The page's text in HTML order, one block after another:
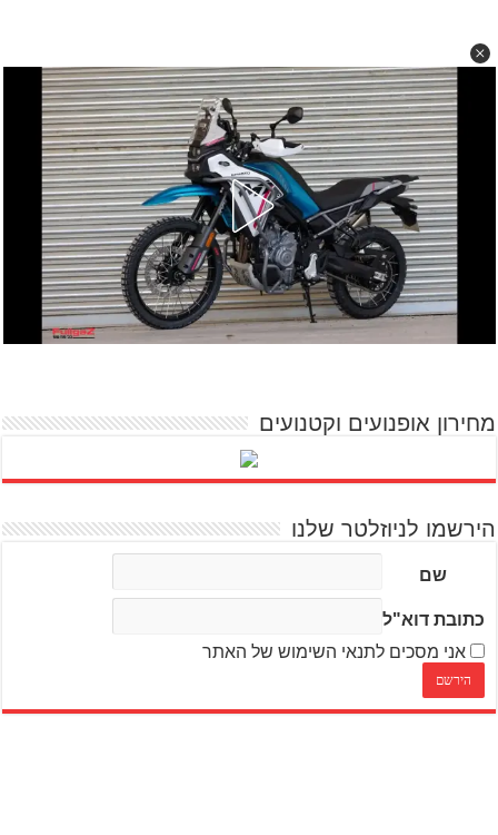
מחירון אופנועים וקטנועים
הירשמו לניוזלטר שלנו
שם
כתובת דוא"ל
אני מסכים לתנאי השימוש של האתר